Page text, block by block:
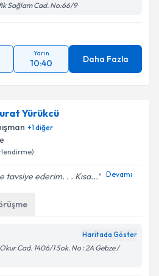
Sağlam Cad. No:66/9
Yarın
10:40 Daha Fazla
Yürükcü
+1diğer
ederim. . . Kısa... Devamı
Haritada Göster
Cad. 1406/1 Sok. No : 2A Gebze /